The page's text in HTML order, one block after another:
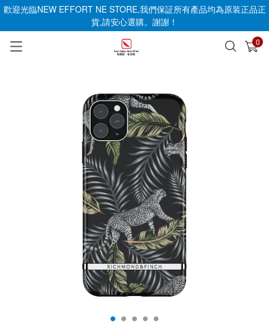
歡迎光臨NEW EFFORT NE STORE,我們保証所有產品均為原装正品正
貨,請安心選購。謝謝！
0
已加入購物車 查看